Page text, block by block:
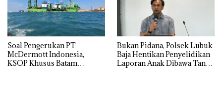
‎Soal Pengerukan PT
McDermott Indonesia,
KSOP Khusus Batam
Bukan Pidana, Polsek Lubuk
Baja Hentikan Penyelidikan
Laporan Anak Dibawa Tanpa